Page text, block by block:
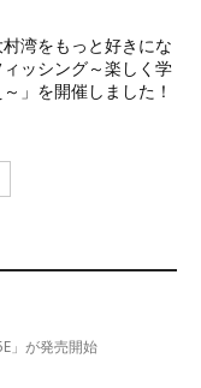
湾をもっと好きにな
ッシング～楽しく学
」を開催しました！